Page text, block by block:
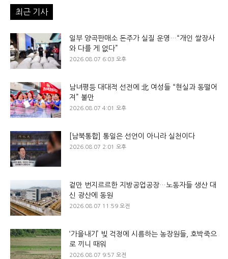
최근 기사
일부 양곡판매소 돈주가 실질 운영…“개인 쌀장사
와 다를 게 없다”
2026.08.07 6:03 오후
남녀평등 대대적 선전에 北 여성들 “현실과 동떨어
져” 불만
2026.08.07 4:01 오후
[남북통합] 통일은 선언이 아니라 실천이다
2026.08.07 2:01 오후
겉만 번지르르한 지방공업공장…노동자들 생산 대
신 광산에 동원
2026.08.07 11:59 오전
‘가을내기’ 빚 걱정에 시름하는 농장원들, 호박죽으
로 끼니 때워
2026.08.07 9:57 오전